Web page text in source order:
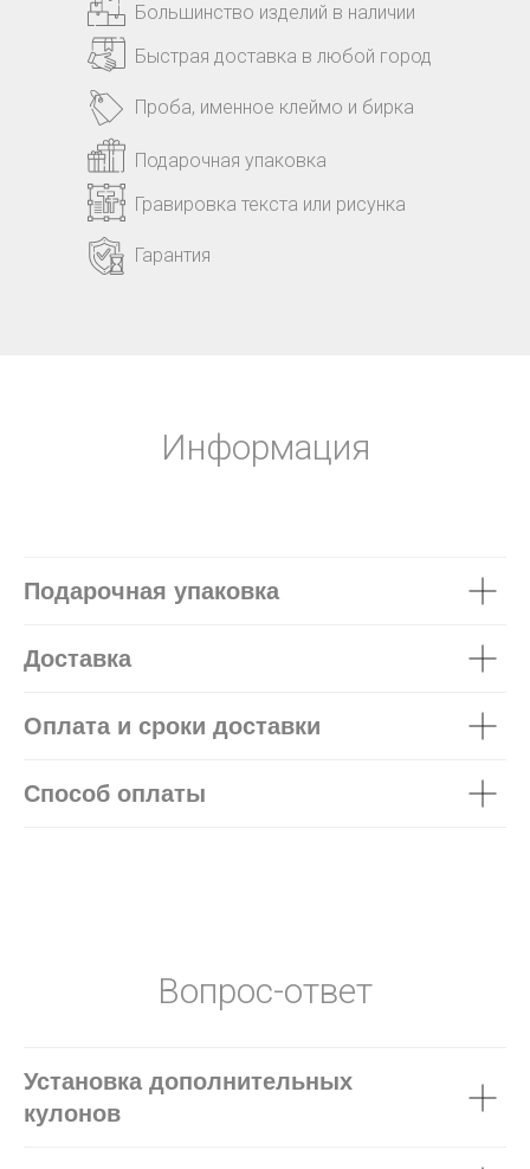
Большинство изделий в наличии
Быстрая доставка в любой город
Подарочная упаковка
Гравировка текста или рисунка
Проба, именное клеймо и бирка
Гарантия
Информация
Подарочная упаковка
Доставка
Оплата и сроки доставки
Способ оплаты
Вопрос-ответ
Установка дополнительных
кулонов